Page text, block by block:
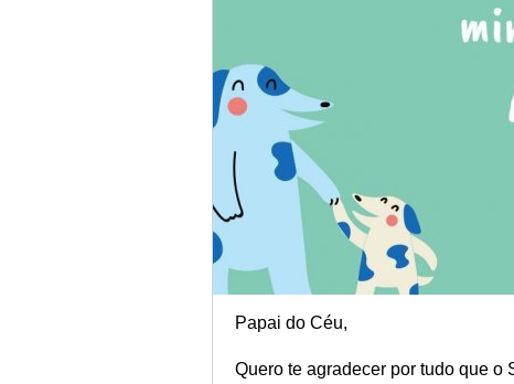
Papai do Céu,
Quero te agradecer por tudo que o